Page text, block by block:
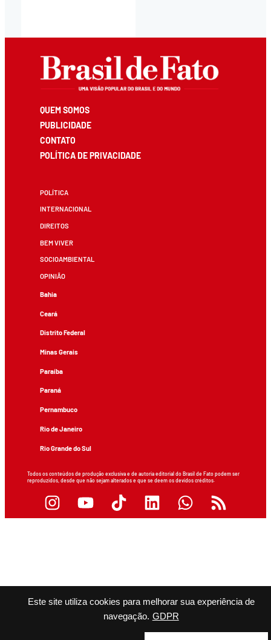
Este site utiliza cookies para melhorar sua experiência de
navegação. GDPR
QUEM SOMOS
PUBLICIDADE
CONTATO
POLÍTICA DE PRIVACIDADE
POLÍTICA
INTERNACIONAL
DIREITOS
BEM VIVER
SOCIOAMBIENTAL
OPINIÃO
Bahia
Ceará
Distrito Federal
Minas Gerais
Paraíba
Paraná
Pernambuco
Rio de Janeiro
Rio Grande do Sul
Todos os conteúdos de produção exclusiva e de autoria editorial do Brasil de Fato podem ser
reproduzidos, desde que não sejam alterados e que se deem os devidos créditos.